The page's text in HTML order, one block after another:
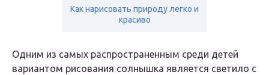
Как нарисовать природу легко и
красиво
Одним из самых распространенным среди детей
вариантом рисования солнышка является светило с